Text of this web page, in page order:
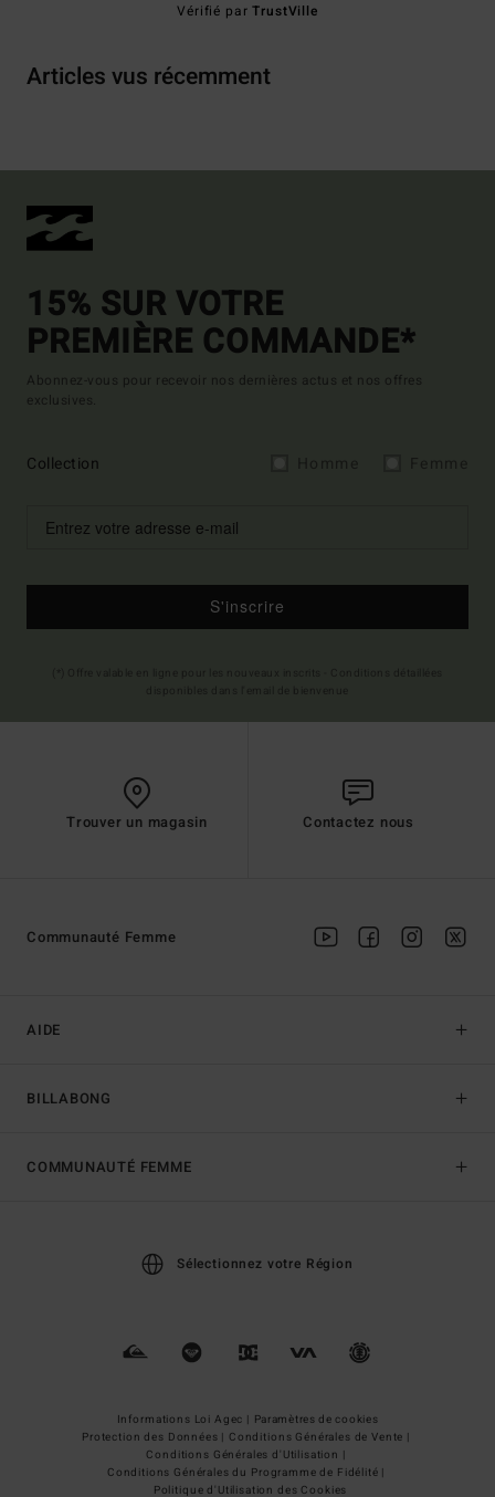
Vérifié parTrustVille
Articles vus récemment
15% SUR VOTRE
PREMIÈRE COMMANDE*
Abonnez-vous pour recevoir nos dernières actus et nos offres
exclusives.
Collection
S'inscrire
Trouver un magasin Contactez nous
AIDE
BILLABONG
Communauté Femme
COMMUNAUTÉ FEMME
Sélectionnez votre Région
Informations Loi Agec | Paramètres de cookies
Protection des Données | Conditions Générales de Vente |
Conditions Générales d'Utilisation |
Conditions Générales du Programme de Fidélité |
Politique d'Utilisation des Cookies